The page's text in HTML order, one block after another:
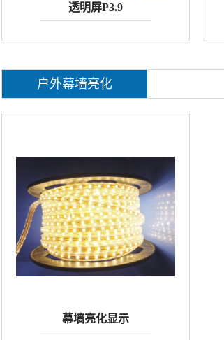
透明屏P3.9
户外幕墙亮化
幕墙亮化显示